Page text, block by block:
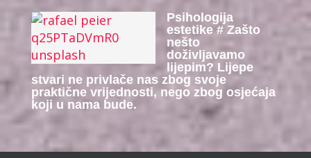
Psihologija
estetike # Zašto
nešto
doživljavamo
lijepim? Lijepe
stvari ne privlače nas zbog svoje
praktične vrijednosti, nego zbog osjećaja
koji u nama bude.